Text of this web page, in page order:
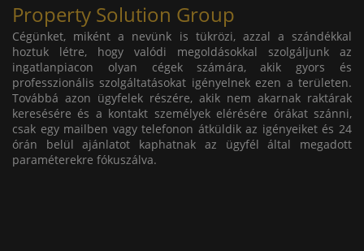
Property Solution Group
Cégünket, miként a nevünk is tükrözi, azzal a szándékkal
hoztuk létre, hogy valódi megoldásokkal szolgáljunk az
ingatlanpiacon olyan cégek számára, akik gyors és
professzionális szolgáltatásokat igényelnek ezen a területen.
Továbbá azon ügyfelek részére, akik nem akarnak raktárak
keresésére és a kontakt személyek elérésére órákat szánni,
csak egy mailben vagy telefonon átküldik az igényeiket és 24
órán belül ajánlatot kaphatnak az ügyfél által megadott
paraméterekre fókuszálva.